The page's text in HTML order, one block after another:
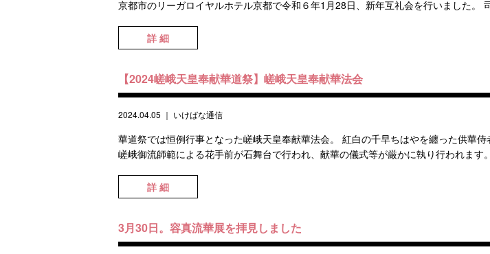
京都市のリーガロイヤルホテル京都で令和６年1月28日、新年互礼会を行いました。
詳 細
【2024嵯峨天皇奉献華道祭】嵯峨天皇奉献華法会
2024.04.05 ｜ いけばな通信
華道祭では恒例行事となった嵯峨天皇奉献華法会。 紅白の千早ちはやを纏った供華侍
嵯峨御流師範による花手前が石舞台で行われ、献華の儀式等が厳かに執り行われます
詳 細
3月30日。容真流華展を拝見しました